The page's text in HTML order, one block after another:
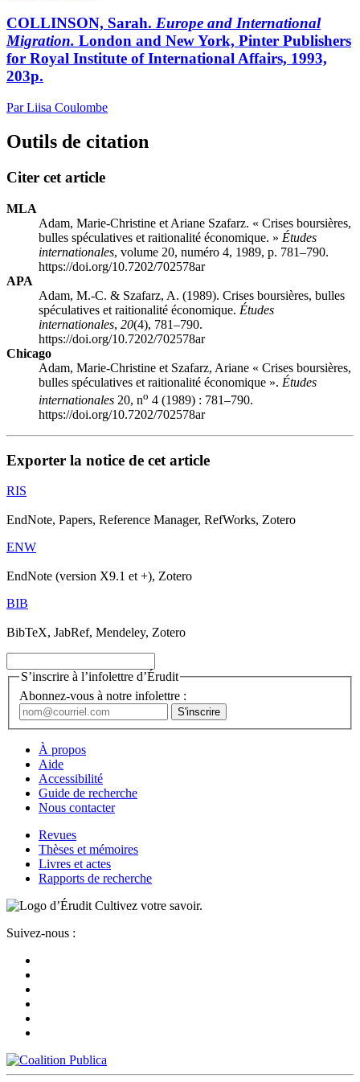
COLLINSON, Sarah. Europe and International
Migration. London and New York, Pinter Publishers
for Royal Institute of International Affairs, 1993,
203p.
Par Liisa Coulombe
Outils de citation
Citer cet article
MLA
Adam, Marie-Christine et Ariane Szafarz. « Crises boursières,
bulles spéculatives et raitionalité économique. » Études
internationales, volume 20, numéro 4, 1989, p. 781–790.
https://doi.org/10.7202/702578ar
APA
Adam, M.-C. & Szafarz, A. (1989). Crises boursières, bulles
spéculatives et raitionalité économique. Études
internationales, 20(4), 781–790.
https://doi.org/10.7202/702578ar
Chicago
Adam, Marie-Christine et Szafarz, Ariane « Crises boursières,
bulles spéculatives et raitionalité économique ». Études
internationales 20, no 4 (1989) : 781–790.
https://doi.org/10.7202/702578ar
Exporter la notice de cet article
RIS
EndNote, Papers, Reference Manager, RefWorks, Zotero
ENW
EndNote (version X9.1 et +), Zotero
BIB
BibTeX, JabRef, Mendeley, Zotero
S’inscrire à l’infolettre d’Érudit
Abonnez-vous à notre infolettre :
À propos
Aide
Accessibilité
Guide de recherche
Nous contacter
Revues
Thèses et mémoires
Livres et actes
Rapports de recherche
Cultivez votre savoir.
Suivez-nous :